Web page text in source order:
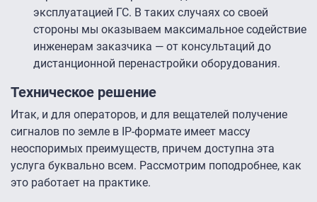
эксплуатацией ГС. В таких случаях со своей
стороны мы оказываем максимальное содействие
инженерам заказчика — от консультаций до
дистанционной перенастройки оборудования.
Техническое решение
Итак, и для операторов, и для вещателей получение
сигналов по земле в IP-формате имеет массу
неоспоримых преимуществ, причем доступна эта
услуга буквально всем. Рассмотрим поподробнее, как
это работает на практике.